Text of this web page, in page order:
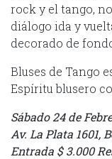
rock y el tango,
diálogo ida y
decorado de
Bluses de Tango
Espíritu blusero
Sábado 24 de
Av. La Plata 1601,
Entrada $ 3.000